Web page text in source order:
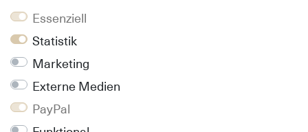
Follow us
Facebook
Instagram
Info
Kontakt
Essenziell
Statistik
Marketing
Externe Medien
PayPal